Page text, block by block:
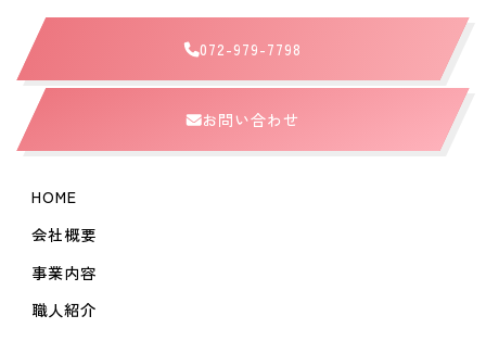
072-979-7798
お問い合わせ
HOME
会社概要
事業内容
職人紹介